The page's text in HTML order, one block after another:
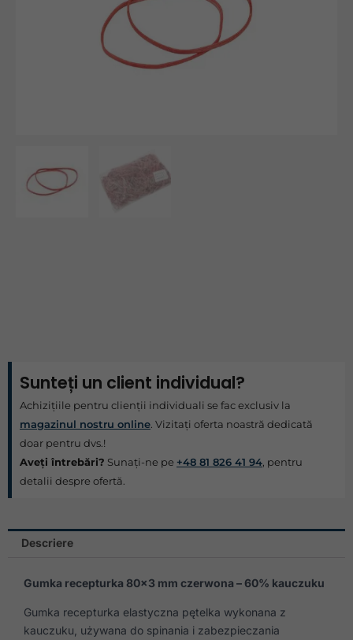
Sunteți un client individual?
Achizițiile pentru clienții individuali se fac exclusiv la
magazinul nostru online. Vizitați oferta noastră dedicată
doar pentru dvs.!
Aveți întrebări? Sunați-ne pe +48 81 826 41 94, pentru
detalii despre ofertă.
Descriere
Gumka recepturka 80×3 mm czerwona – 60% kauczuku
Gumka recepturka elastyczna pętelka wykonana z
kauczuku, używana do spinania i zabezpieczania